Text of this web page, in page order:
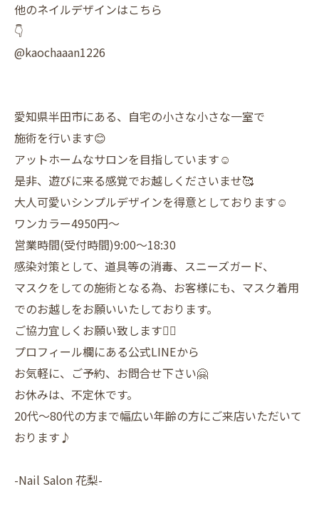
他のネイルデザインはこちら
👇
@kaochaaan1226
愛知県半田市にある、自宅の小さな小さな一室で
施術を行います😊
アットホームなサロンを目指しています☺️
是非、遊びに来る感覚でお越しくださいませ🥰
大人可愛いシンプルデザインを得意としております☺️
ワンカラー4950円〜
営業時間(受付時間)9:00〜18:30
感染対策として、道具等の消毒、スニーズガード、
マスクをしての施術となる為、お客様にも、マスク着用
でのお越しをお願いいたしております。
ご協力宜しくお願い致します🙇‍♀️
プロフィール欄にある公式LINEから
お気軽に、ご予約、お問合せ下さい🤗
お休みは、不定休です。
20代〜80代の方まで幅広い年齢の方にご来店いただいて
おります♪
-Nail Salon 花梨-